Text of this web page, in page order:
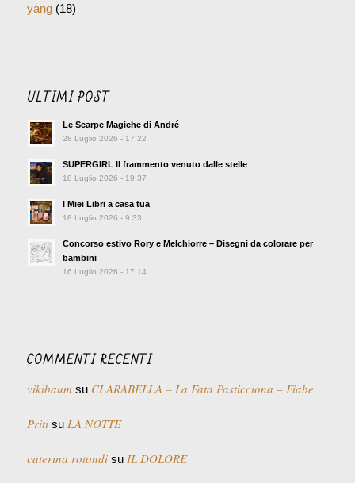
yang(18)
ULTIMI POST
Le Scarpe Magiche di André
28 Luglio 2026 - 17:22
SUPERGIRL Il frammento venuto dalle stelle
18 Luglio 2026 - 19:37
I Miei Libri a casa tua
18 Luglio 2026 - 9:33
Concorso estivo Rory e Melchiorre – Disegni da colorare per
bambini
16 Luglio 2026 - 17:14
COMMENTI RECENTI
vikibaumsu CLARABELLA – La Fata Pasticciona – Fiabe
Pritisu LA NOTTE
caterina rotondisu IL DOLORE